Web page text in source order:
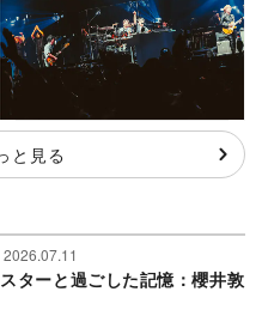
と見る
2026.07.11
ターと過ごした記憶：櫻井敦